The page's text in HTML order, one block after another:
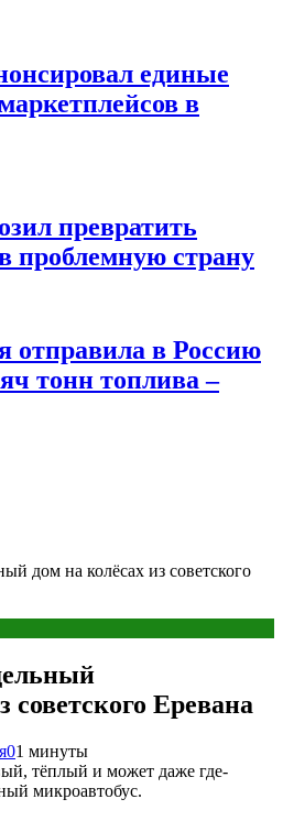
единые
в
превратить
страну
в Россию
тонн топлива –
дом на колёсах из советского
советского Еревана
01 минуты
тёплый и может даже где-
микроавтобус.